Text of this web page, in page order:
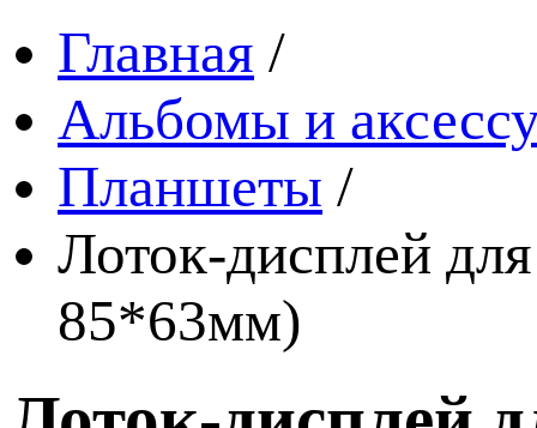
Главная /
Альбомы и
Планшеты /
Лоток-дисплей
85*63мм)